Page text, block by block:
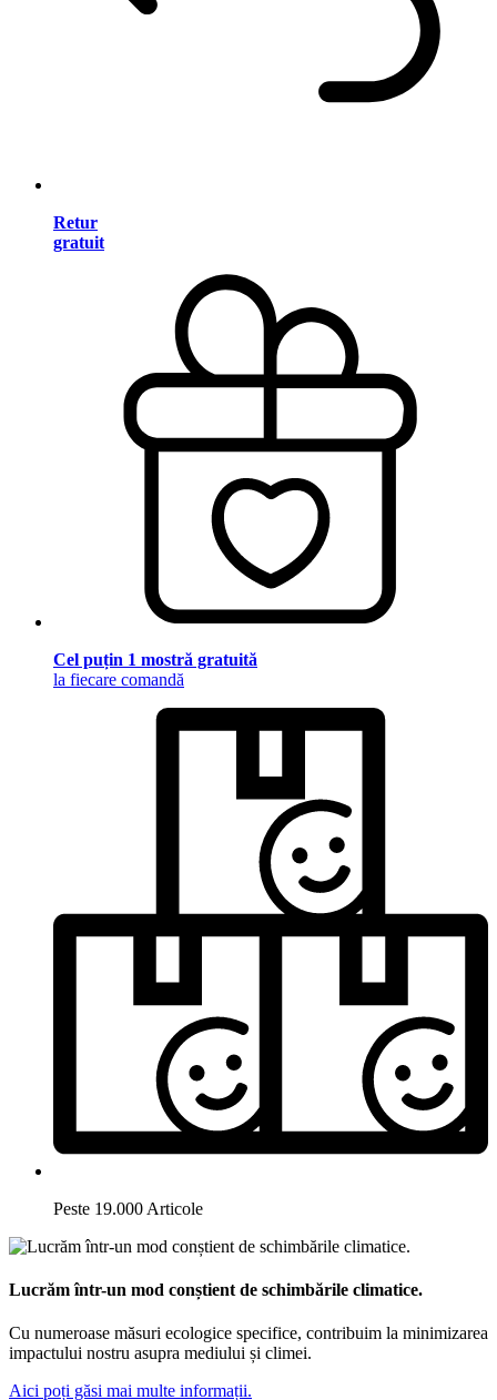
Retur
gratuit
Cel puțin 1 mostră gratuită
la fiecare comandă
Peste 19.000 Articole
Lucrăm într-un mod conștient de schimbările climatice.
Cu numeroase măsuri ecologice specifice, contribuim la minimizarea
impactului nostru asupra mediului și climei.
Aici poți găsi mai multe informații.